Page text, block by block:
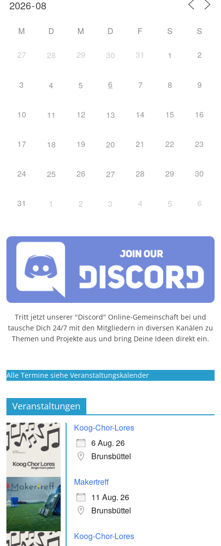
M D M D F S S
27 28 29 30 31 1 2
3 4 5 6 7 8 9
10 11 12 13 14 15 16
17 18 19 20 21 22 23
24 25 26 27 28 29 30
31 1 2 3 4 5 6
Tritt jetzt unserer "Discord" Online-Gemeinschaft bei und
tausche Dich 24/7 mit den Mitgliedern in diversen Kanälen zu
Themen und Projekte aus und bring Deine Ideen direkt ein.
Alle Termine siehe Veranstaltungskalender
Veranstaltungen
Koog-Chor-Lores
6 Aug. 26
Brunsbüttel
Makertreff
11 Aug. 26
Brunsbüttel
Koog-Chor-Lores